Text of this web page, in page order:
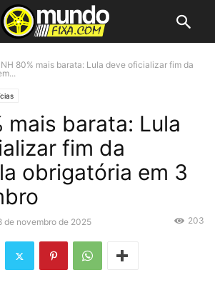
80% mais barata: Lula deve oficializar fim da
mais barata: Lula
fim da
obrigatória em 3
de novembro de 2025 203